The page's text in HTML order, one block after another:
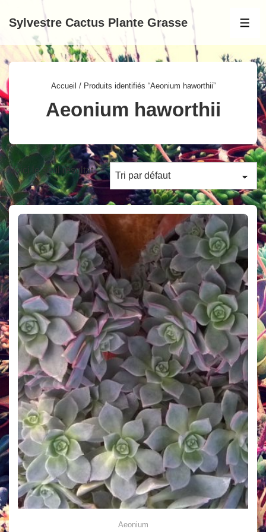
passer
contenu
Sylvestre Cactus Plante Grasse
Accueil / Produits identifiés “Aeonium haworthii”
Aeonium haworthii
Voici le seul résultat
Aeonium